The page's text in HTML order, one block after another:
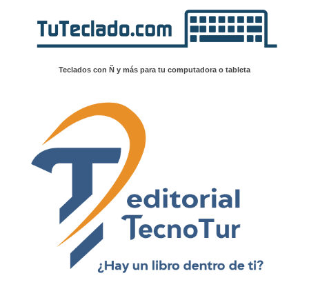
Teclados con Ñ y más para tu computadora o tableta